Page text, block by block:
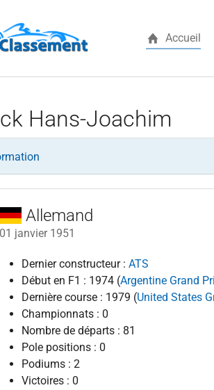
Accueil
Hans-Joachim
Allemand
01 janvier 1951
Dernier constructeur : ATS
Début en F1 : 1974 (Argentine Grand
Dernière course : 1979 (United States
Championnats : 0
Nombre de départs : 81
Pole positions : 0
Podiums : 2
Victoires : 0